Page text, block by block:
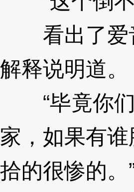
看出了爱
解释说明道。
“毕竟你们
家，如果有
拾的很惨的。